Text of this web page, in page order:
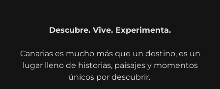
Descubre. Vive. Experimenta.
Canarias es mucho más que un destino, es un
lugar lleno de historias, paisajes y momentos
únicos por descubrir.